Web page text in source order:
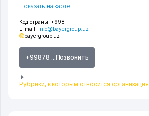
Код страны: +998
E-mail: info@bayergroup.uz
bayergroup.uz
+99878 ...Позвонить
Рубрики, к которым относится организация
Показать на карте